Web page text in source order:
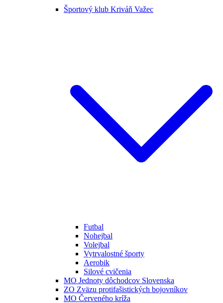
Športový klub Kriváň Važec
Futbal
Nohejbal
Volejbal
Vytrvalostné športy
Aerobik
Silové cvičenia
MO Jednoty dôchodcov Slovenska
ZO Zväzu protifašistických bojovníkov
MO Červeného kríža